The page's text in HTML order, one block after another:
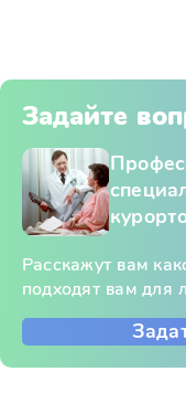
Задайте
Расскажут вам
подходят вам для